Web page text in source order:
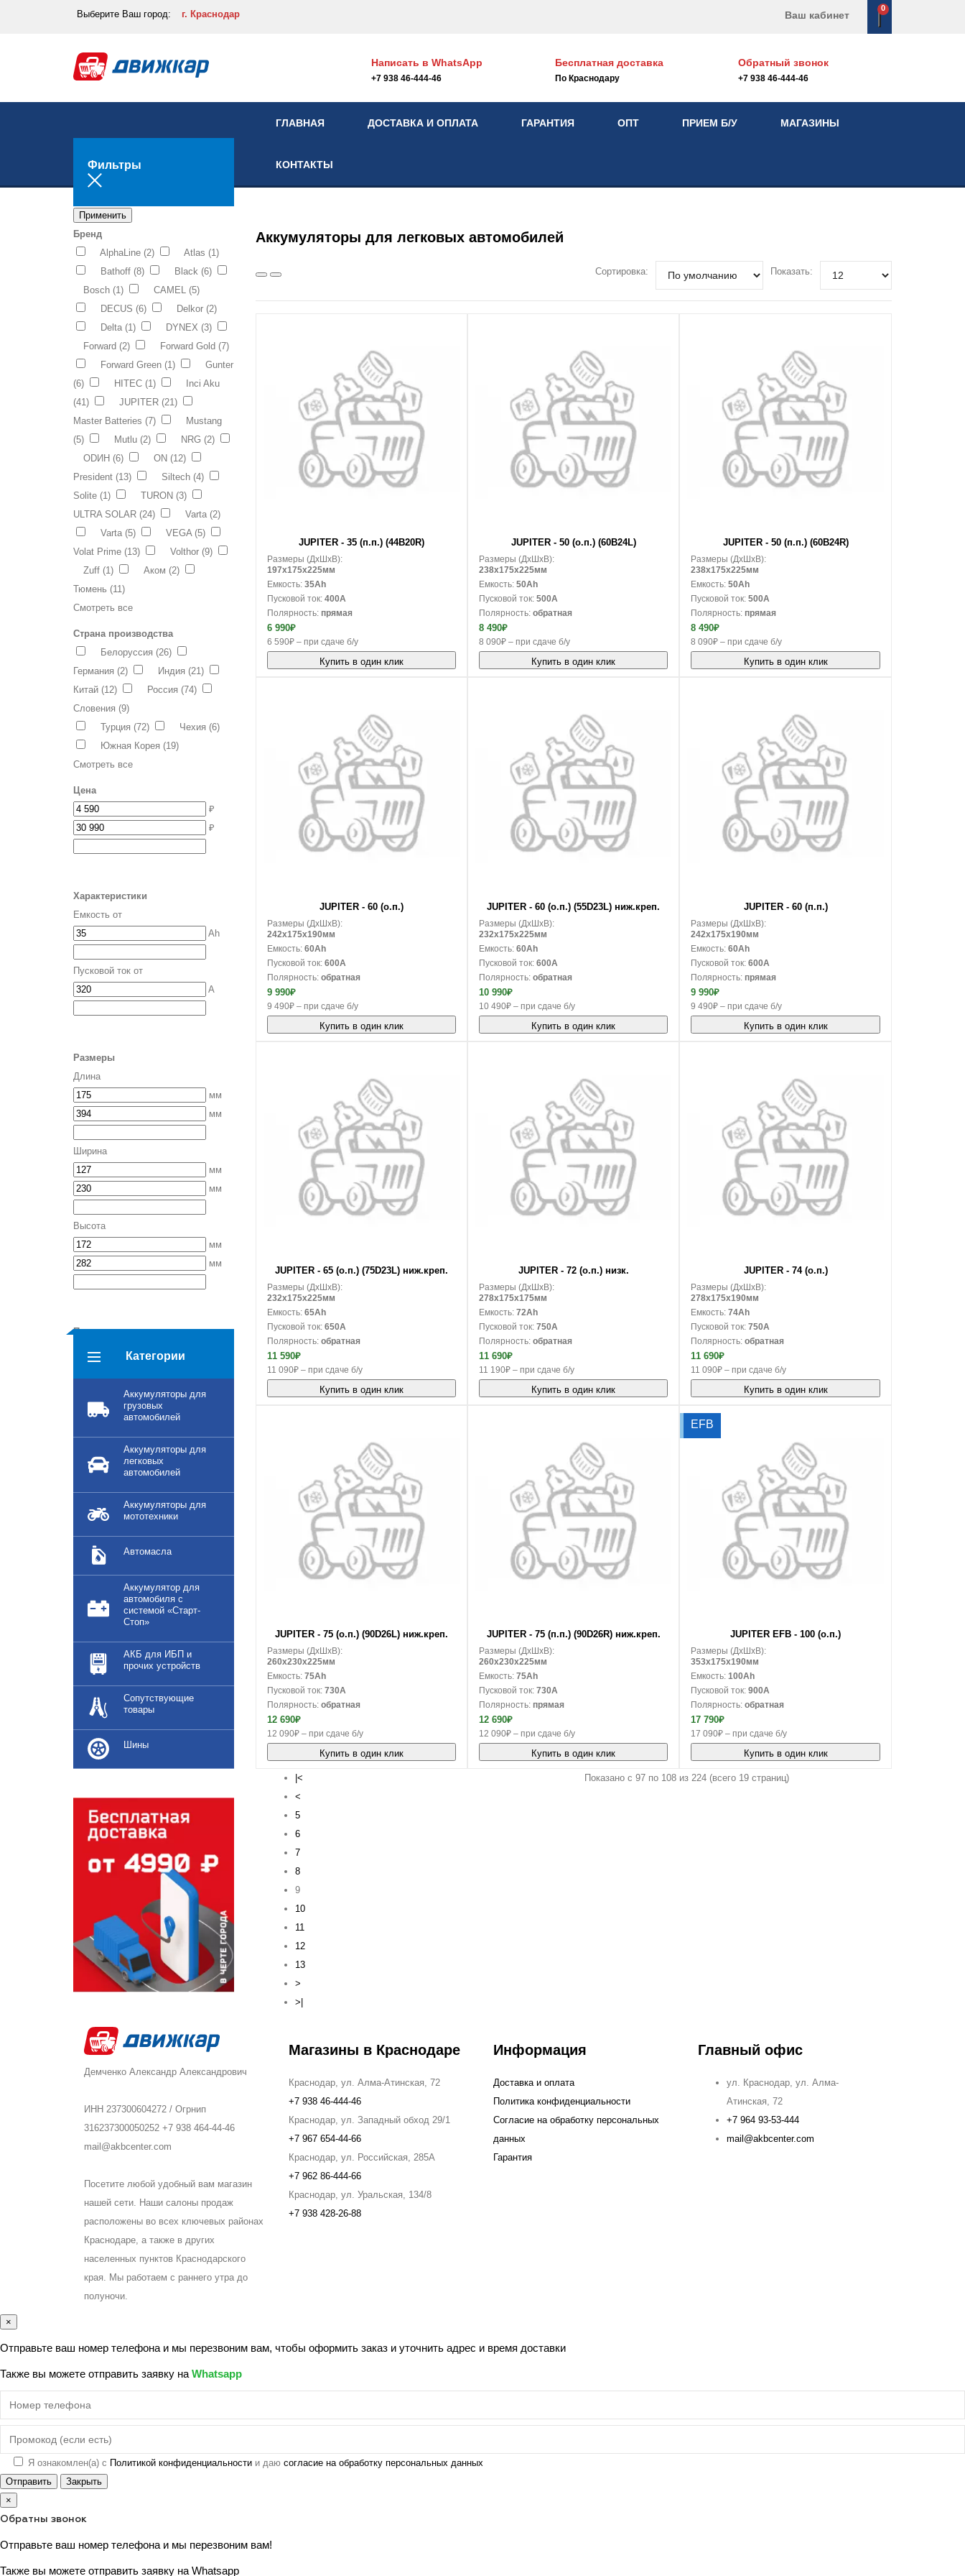
Выберите Ваш город: г. Краснодар Ваш кабинет
0
Написать в WhatsApp
+7 938 46-444-46
Бесплатная доставка
По Краснодару
Обратный звонок
+7 938 46-444-46
ГЛАВНАЯ ДОСТАВКА И ОПЛАТА ГАРАНТИЯ ОПТ ПРИЕМ Б/У МАГАЗИНЫ
КОНТАКТЫ
Фильтры
Применить
Бренд
AlphaLine (2) Atlas (1)
Bathoff (8) Black (6)
Bosch (1) CAMEL (5)
DECUS (6) Delkor (2)
Delta (1) DYNEX (3)
Forward (2) Forward Gold (7)
Forward Green (1)
Gunter
(6)
HITEC (1)
Inci Aku
(41)
JUPITER (21)
Master Batteries (7)
Mustang
(5)
Mutlu (2) NRG (2)
ODИН (6) ON (12)
President (13) Siltech (4)
Solite (1) TURON (3)
ULTRA SOLAR (24) Varta (2)
Varta (5) VEGA (5)
Volat Prime (13) Volthor (9)
Zuff (1) Аком (2)
Тюмень (11)
Смотреть все
Страна производства
Белоруссия (26)
Германия (2) Индия (21)
Китай (12) Россия (74)
Словения (9)
Турция (72) Чехия (6)
Южная Корея (19)
Смотреть все
Цена
₽
₽
Характеристики
Емкость от
Ah
Пусковой ток от
A
Размеры
Длина
мм
мм
Ширина
мм
мм
Высота
мм
мм
Полярность
обратнаяКатегории
Аккумуляторы для
грузовых
автомобилей
Аккумуляторы для
легковых
автомобилей
Аккумуляторы для
мототехники
Автомасла
Аккумулятор для
автомобиля с
системой «Старт-
Стоп»
АКБ для ИБП и
прочих устройств
Сопутствующие
товары
Шины
Аккумуляторы для легковых автомобилей
Сортировка: Показать:
JUPITER - 35 (п.п.) (44B20R)
Размеры (ДxШxВ):
197x175x225мм
Емкость: 35Ah
Пусковой ток: 400A
Полярность: прямая
6 990₽
6 590₽ – при сдаче б/у
Купить в один клик
JUPITER - 50 (о.п.) (60B24L)
Размеры (ДxШxВ):
238x175x225мм
Емкость:50Ah
Пусковой ток:500A
Полярность:обратная
8 490₽
8 090₽ – при сдаче б/у
Купить в один клик
JUPITER - 50 (п.п.) (60B24R)
Размеры (ДxШxВ):
238x175x225мм
Емкость:50Ah
Пусковой ток:500A
Полярность: прямая
8 490₽
8 090₽ – при сдаче б/у
Купить в один клик
JUPITER - 60 (о.п.)
Размеры (ДxШxВ):
242x175x190мм
Емкость: 60Ah
Пусковой ток: 600A
Полярность: обратная
9 990₽
9 490₽ – при сдаче б/у
Купить в один клик
JUPITER - 60 (о.п.) (55D23L) ниж.креп.
Размеры (ДxШxВ):
232x175x225мм
Емкость:60Ah
Пусковой ток:600A
Полярность:обратная
10 990₽
10 490₽ – при сдаче б/у
Купить в один клик
JUPITER - 60 (п.п.)
Размеры (ДxШxВ):
242x175x190мм
Емкость:60Ah
Пусковой ток:600A
Полярность: прямая
9 990₽
9 490₽ – при сдаче б/у
Купить в один клик
JUPITER - 65 (о.п.) (75D23L) ниж.креп.
Размеры (ДxШxВ):
232x175x225мм
Емкость: 65Ah
Пусковой ток: 650A
Полярность: обратная
11 590₽
11 090₽ – при сдаче б/у
Купить в один клик
JUPITER - 72 (о.п.) низк.
Размеры (ДxШxВ):
278x175x175мм
Емкость:72Ah
Пусковой ток:750A
Полярность:обратная
11 690₽
11 190₽ – при сдаче б/у
Купить в один клик
JUPITER - 74 (о.п.)
Размеры (ДxШxВ):
278x175x190мм
Емкость:74Ah
Пусковой ток:750A
Полярность:обратная
11 690₽
11 090₽ – при сдаче б/у
Купить в один клик
JUPITER - 75 (о.п.) (90D26L) ниж.креп.
Размеры (ДxШxВ):
260x230x225мм
Емкость: 75Ah
Пусковой ток: 730A
Полярность: обратная
12 690₽
12 090₽ – при сдаче б/у
Купить в один клик
JUPITER - 75 (п.п.) (90D26R) ниж.креп.
Размеры (ДxШxВ):
260x230x225мм
Емкость:75Ah
Пусковой ток:730A
Полярность: прямая
12 690₽
12 090₽ – при сдаче б/у
Купить в один клик
EFB
JUPITER EFB - 100 (о.п.)
Размеры (ДxШxВ):
353x175x190мм
Емкость:100Ah
Пусковой ток:900A
Полярность:обратная
17 790₽
17 090₽ – при сдаче б/у
Купить в один клик
|<
<
5
6
7
8
9
10
11
12
13
>
>|
Показано с 97 по 108 из 224 (всего 19 страниц)
Демченко Александр Александрович
ИНН 237300604272 / Огрнип
316237300050252 +7 938 464-44-46
mail@akbcenter.com
Посетите любой удобный вам магазин
нашей сети. Наши салоны продаж
расположены во всех ключевых районах
Краснодаре, а также в других
населенных пунктов Краснодарского
края. Мы работаем с раннего утра до
полуночи.
Магазины в Краснодаре
Краснодар, ул. Алма-Атинская, 72
+7 938 46-444-46
Краснодар, ул. Западный обход 29/1
+7 967 654-44-66
Краснодар, ул. Российская, 285А
+7 962 86-444-66
Краснодар, ул. Уральская, 134/8
+7 938 428-26-88
Информация
Доставка и оплата
Политика конфиденциальности
Согласие на обработку персональных
данных
Гарантия
Главный офис
ул. Краснодар, ул. Алма-
Атинская, 72
+7 964 93-53-444
mail@akbcenter.com
×
Отправьте ваш номер телефона и мы перезвоним вам, чтобы оформить заказ и уточнить адрес и время доставки
Также вы можете отправить заявку на Whatsapp
Я ознакомлен(а) с Политикой конфиденциальности и даю согласие на обработку персональных данных
Отправить
Закрыть
×
Обратны звонок
Отправьте ваш номер телефона и мы перезвоним вам!
Также вы можете отправить заявку на Whatsapp